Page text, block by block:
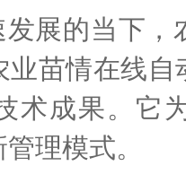
展的当下，
业苗情在线
术成果。它
理模式。